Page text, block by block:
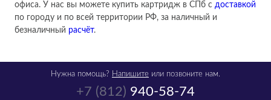
офиса. У нас вы можете купить картридж в СПб с доставкой
по городу и по всей территории РФ, за наличный и
безналичный расчёт.
+7 (812) 940-58-74
Нужна помощь? Напишите или позвоните нам.